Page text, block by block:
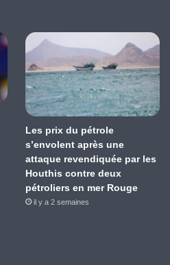
Les prix du pétrole
s’envolent après une
attaque revendiquée par les
Houthis contre deux
pétroliers en mer Rouge
il y a 2 semaines